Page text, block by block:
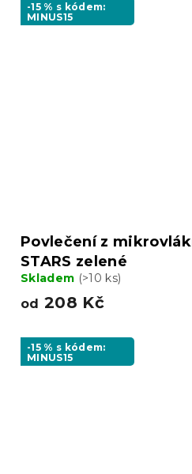
-15 % s kódem:
MINUS15
Povlečení z
STARS zelené
Skladem (>10 ks)
od 208 Kč
-15 % s kódem:
MINUS15